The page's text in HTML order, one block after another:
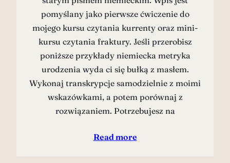
pomyślany jako pierwsze ćwiczenie do
mojego kursu czytania kurrenty oraz mini-
kursu czytania fraktury. Jeśli przerobisz
poniższe przykłady niemiecka metryka
urodzenia wyda ci się bułką z masłem.
Wykonaj transkrypcje samodzielnie z moimi
wskazówkami, a potem porównaj z
rozwiązaniem. Potrzebujesz na
Read more